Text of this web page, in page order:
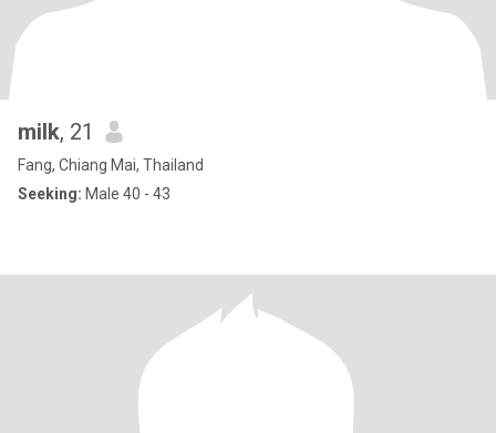
milk, 21
Fang, Chiang Mai, Thailand
Seeking: Male 40 - 43